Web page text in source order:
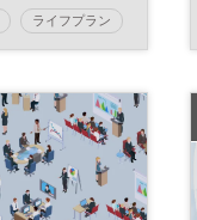
ライフプラン